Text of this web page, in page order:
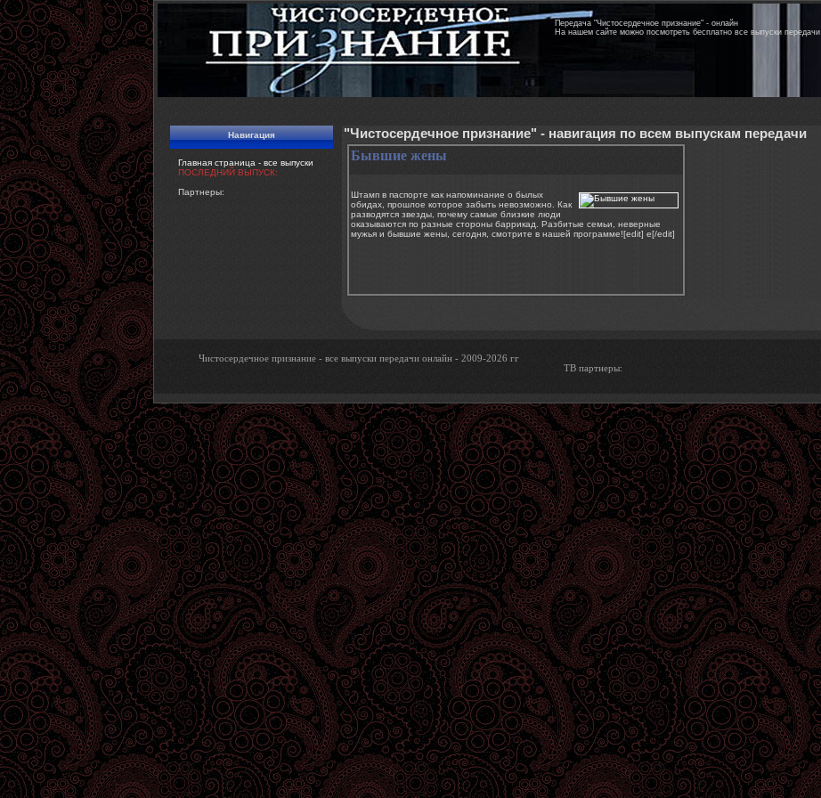
Передача "Чистосердечное признание" - онлайн
На нашем сайте можно посмотреть бесплатно все выпуски передачи
Навигация
Главная страница - все выпуски
ПОСЛЕДНИЙ ВЫПУСК:
Партнеры:
"Чистосердечное признание" - навигация по всем выпускам передачи
Бывшие жены
Штамп в паспорте как напоминание о былых
обидах, прошлое которое забыть невозможно. Как
разводятся звезды, почему самые близкие люди
оказываются по разные стороны баррикад. Разбитые семьи, неверные
мужья и бывшие жены, сегодня, смотрите в нашей программе![edit] e[/edit]
Чистосердечное признание - все выпуски передачи онлайн - 2009-2026 гг
ТВ партнеры: